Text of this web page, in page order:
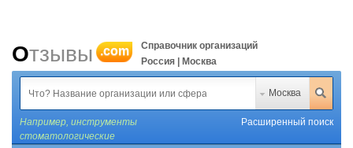
Отзывы .com
Справочник организаций
Россия | Москва
Москва
Например, инструменты
стоматологические
Расширенный поиск